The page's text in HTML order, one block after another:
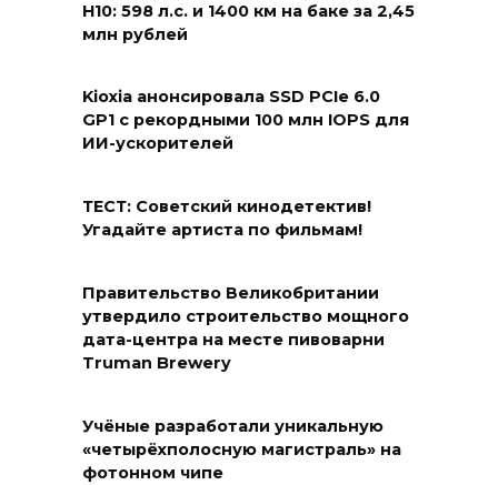
H10: 598 л.с. и 1400 км на баке за 2,45
млн рублей
Kioxia анонсировала SSD PCIe 6.0
GP1 с рекордными 100 млн IOPS для
ИИ-ускорителей
ТЕСТ: Советский кинодетектив!
Угадайте артиста по фильмам!
Правительство Великобритании
утвердило строительство мощного
дата-центра на месте пивоварни
Truman Brewery
Учёные разработали уникальную
«четырёхполосную магистраль» на
фотонном чипе